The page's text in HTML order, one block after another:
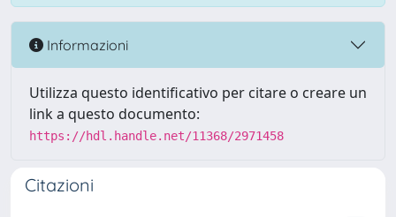
Informazioni
Utilizza questo identificativo per citare o creare un
link a questo documento:
https://hdl.handle.net/11368/2971458
Citazioni